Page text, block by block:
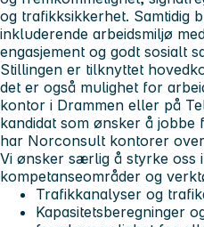
og trafikksikkerhet. Samtidig
inkluderende arbeidsmiljø
engasjement og godt sosialt
Stillingen er tilknyttet
det er også mulighet for
kontor i Drammen eller på
kandidat som ønsker å
har Norconsult kontorer
Vi ønsker særlig å styrke oss
kompetanseområder og
Trafikkanalyser og
Kapasitetsberegninger